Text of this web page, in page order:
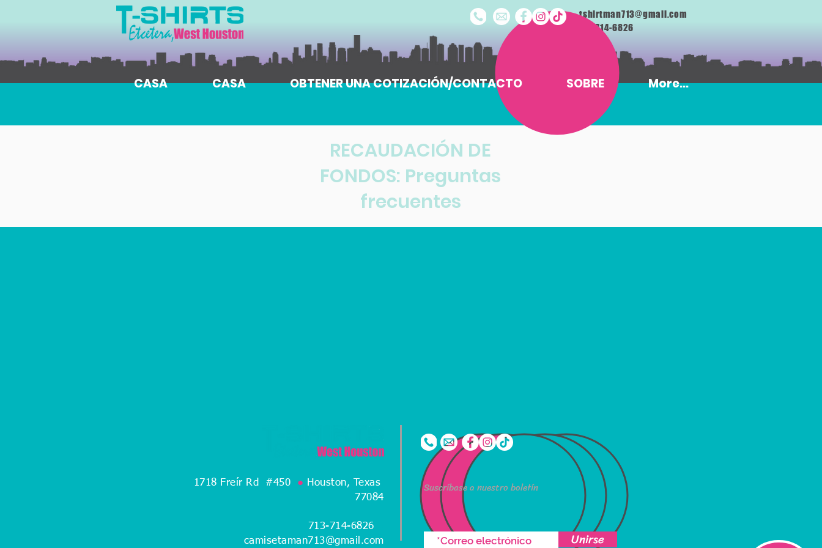
tshirtman713@gmail.com
713-714-6826
CASA CASA OBTENER UNA COTIZACIÓN/CONTACTO SOBRE More...
RECAUDACIÓN DE
FONDOS: Preguntas
frecuentes
Suscríbase a nuestro boletín
1718 Freír Rd #450 ● Houston, Texas
77084
713-714-6826
camisetaman713@gmail.com
Unirse